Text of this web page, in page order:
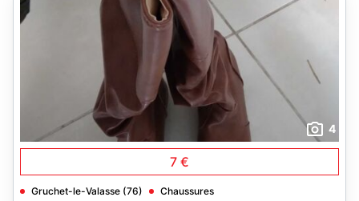
4
7 €
Gruchet-le-Valasse (76) Chaussures